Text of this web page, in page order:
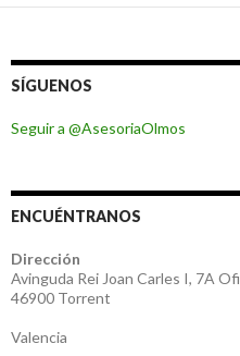
SÍGUENOS
Seguir a @AsesoriaOlmos
ENCUÉNTRANOS
Dirección
Avinguda Rei Joan Carles I, 7A
46900 Torrent
Valencia